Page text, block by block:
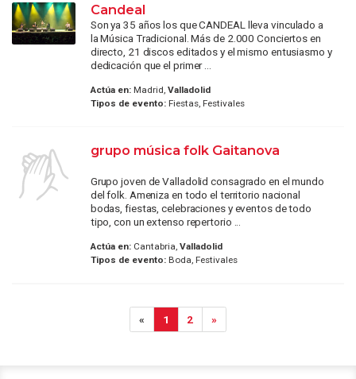
Candeal
Son ya 35 años los que CANDEAL lleva vinculado a
la Música Tradicional. Más de 2.000 Conciertos en
directo, 21 discos editados y el mismo entusiasmo y
dedicación que el primer ...
Actúa en:Madrid, Valladolid
Tipos de evento:Fiestas, Festivales
grupo música folk Gaitanova
Grupo joven de Valladolid consagrado en el mundo
del folk. Ameniza en todo el territorio nacional
bodas, fiestas, celebraciones y eventos de todo
tipo, con un extenso repertorio ...
Actúa en:Cantabria, Valladolid
Tipos de evento:Boda, Festivales
« 1 2 »